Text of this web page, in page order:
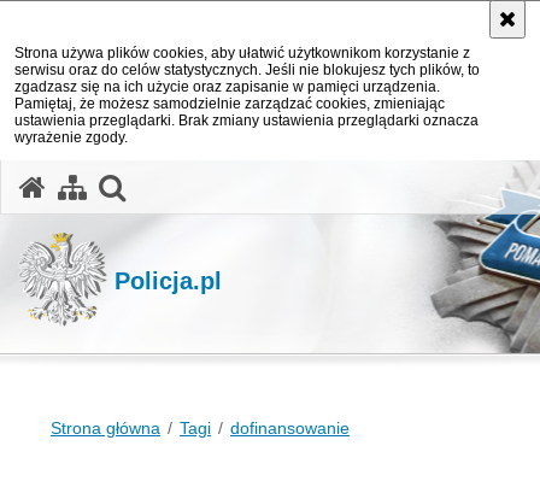
Strona używa plików cookies, aby ułatwić użytkownikom korzystanie z
serwisu oraz do celów statystycznych. Jeśli nie blokujesz tych plików, to
zgadzasz się na ich użycie oraz zapisanie w pamięci urządzenia.
Pamiętaj, że możesz samodzielnie zarządzać cookies, zmieniając
ustawienia przeglądarki. Brak zmiany ustawienia przeglądarki oznacza
wyrażenie zgody.
Policja.pl
Strona główna Tagi dofinansowanie